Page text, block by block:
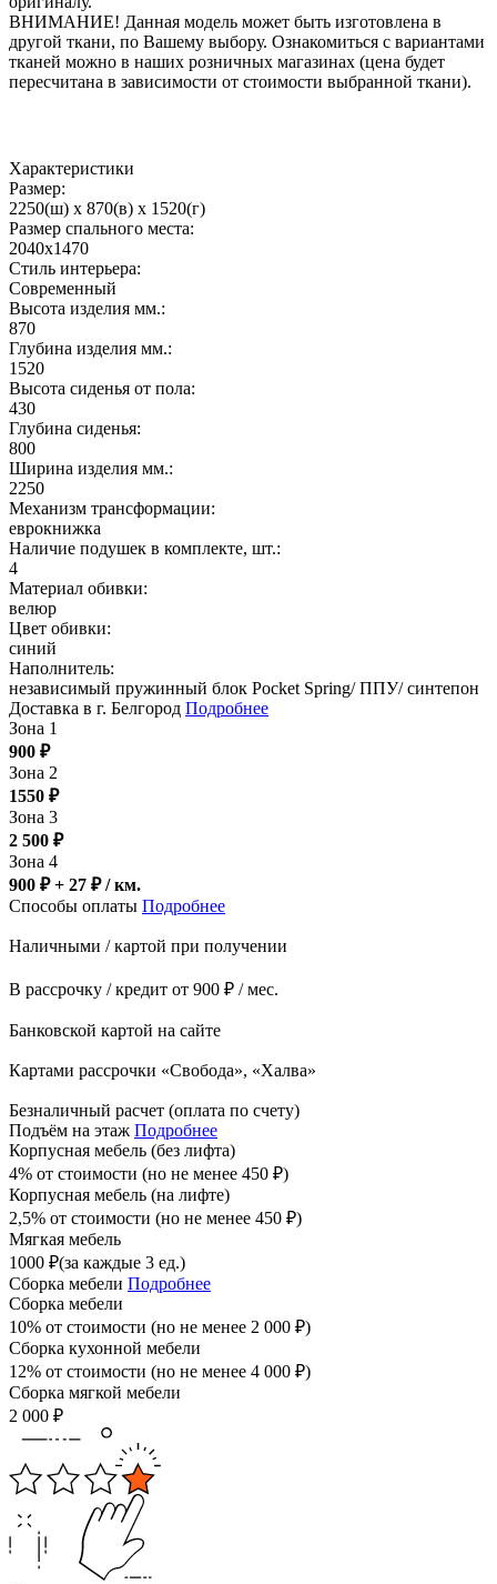
ВНИМАНИЕ! Данная модель может быть изготовлена в
другой ткани, по Вашему выбору. Ознакомиться с вариантами
тканей можно в наших розничных магазинах (цена будет
пересчитана в зависимости от стоимости выбранной ткани).
Характеристики
Размер:
2250(ш) x 870(в) x 1520(г)
Размер спального места:
2040х1470
Стиль интерьера:
Современный
Высота изделия мм.:
870
Глубина изделия мм.:
1520
Высота сиденья от пола:
430
Глубина сиденья:
800
Ширина изделия мм.:
2250
Механизм трансформации:
еврокнижка
Наличие подушек в комплекте, шт.:
4
Материал обивки:
велюр
Цвет обивки:
синий
Наполнитель:
независимый пружинный блок Pocket Spring/ ППУ/ синтепон
Доставка в г. Белгород Подробнее
Зона 1
900 ₽
Зона 2
1550 ₽
Зона 3
2 500 ₽
Зона 4
900 ₽ + 27 ₽/ км.
Способы оплаты Подробнее
Наличными / картой при получении
В рассрочку / кредит от 900 ₽ / мес.
Банковской картой на сайте
Картами рассрочки «Свобода», «Халва»
Безналичный расчет (оплата по счету)
Подъём на этаж Подробнее
Корпусная мебель (без лифта)
4% от стоимости (но не менее 450 ₽)
Корпусная мебель (на лифте)
2,5% от стоимости (но не менее 450 ₽)
Мягкая мебель
1000 ₽(за каждые 3 ед.)
Сборка мебели Подробнее
Сборка мебели
10% от стоимости (но не менее 2 000 ₽)
Сборка кухонной мебели
12% от стоимости (но не менее 4 000 ₽)
Сборка мягкой мебели
2 000 ₽